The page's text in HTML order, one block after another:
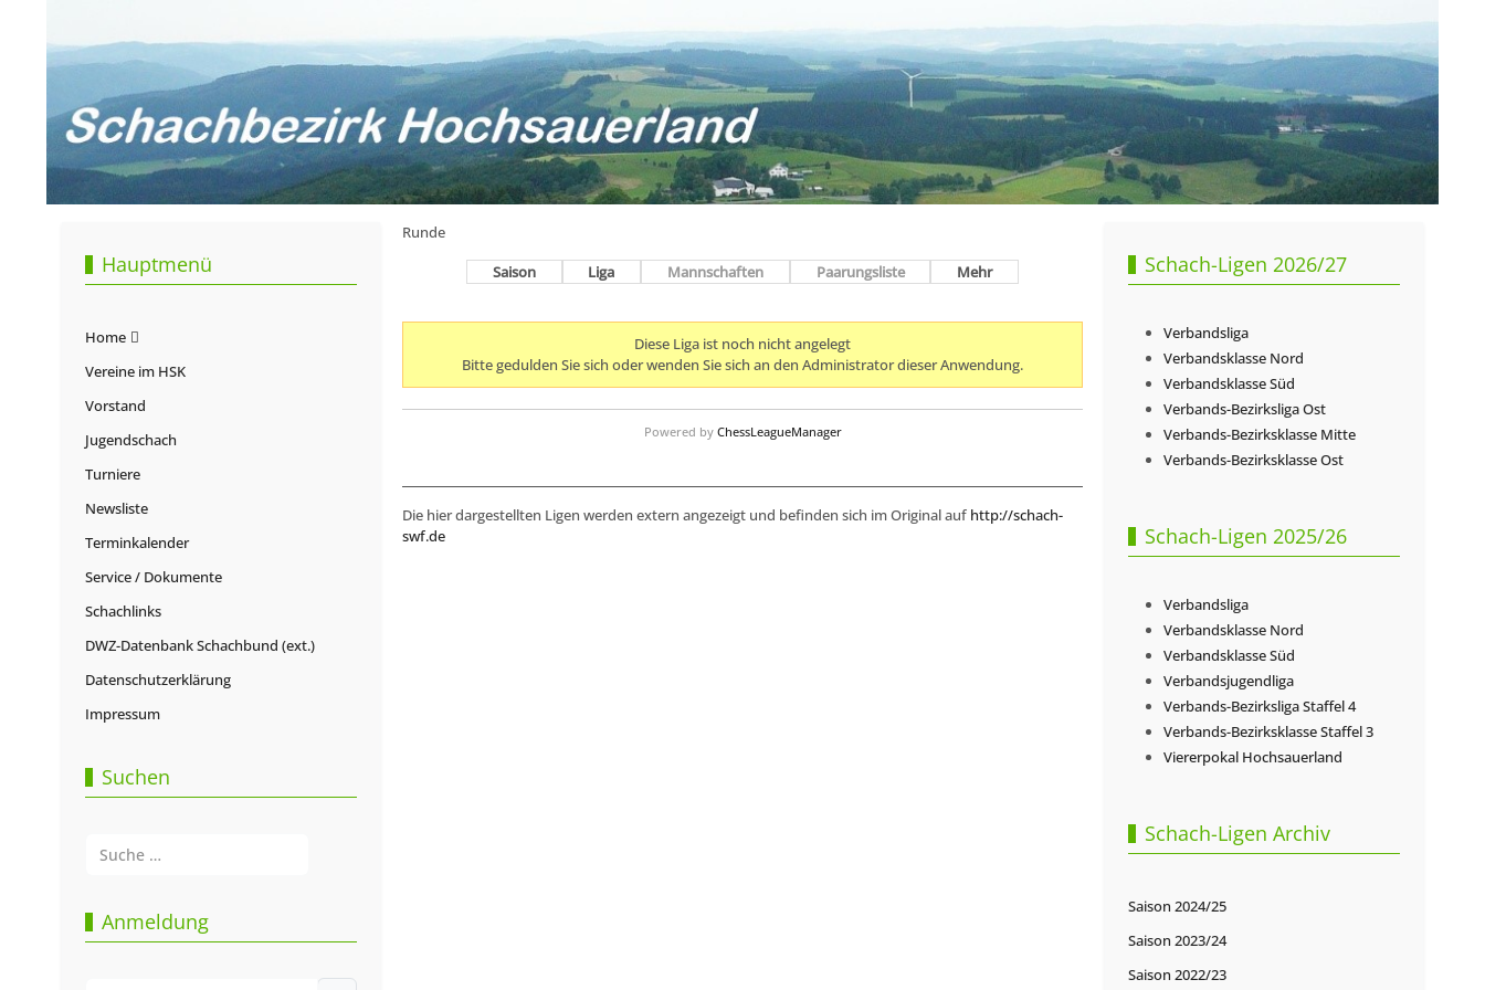
Hauptmenü
Home
Vereine im HSK
Vorstand
Jugendschach
Turniere
Newsliste
Terminkalender
Service / Dokumente
Schachlinks
DWZ-Datenbank Schachbund (ext.)
Datenschutzerklärung
Impressum
Suchen
Anmeldung
Runde
Saison
Liga Mannschaften Paarungsliste Mehr
Diese Liga ist noch nicht angelegt
Bitte gedulden Sie sich oder wenden Sie sich an den Administrator dieser Anwendung.
Powered by ChessLeagueManager
Die hier dargestellten Ligen werden extern angezeigt und befinden sich im Original auf http://schach-
swf.de
Schach-Ligen 2026/27
Verbandsliga
Verbandsklasse Nord
Verbandsklasse Süd
Verbands-Bezirksliga Ost
Verbands-Bezirksklasse Mitte
Verbands-Bezirksklasse Ost
Schach-Ligen 2025/26
Verbandsliga
Verbandsklasse Nord
Verbandsklasse Süd
Verbandsjugendliga
Verbands-Bezirksliga Staffel 4
Verbands-Bezirksklasse Staffel 3
Viererpokal Hochsauerland
Schach-Ligen Archiv
Saison 2024/25
Saison 2023/24
Saison 2022/23